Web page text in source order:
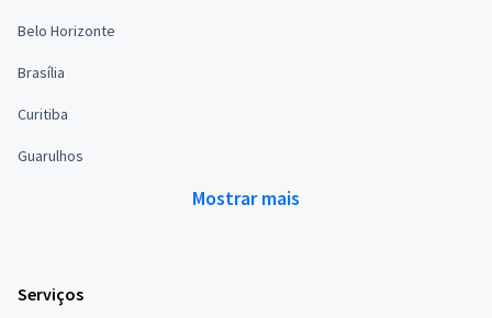
Belo Horizonte
Brasília
Curitiba
Guarulhos
Mostrar mais
Serviços